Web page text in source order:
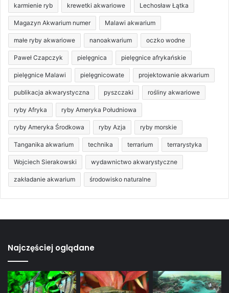
karmienie ryb krewetki akwariowe Lechosław Łątka
Magazyn Akwarium numer Malawi akwarium
małe ryby akwariowe nanoakwarium oczko wodne
Paweł Czapczyk pielęgnica pielęgnice afrykańskie
pielęgnice Malawi pielęgnicowate projektowanie akwarium
publikacja akwarystyczna pyszczaki rośliny akwariowe
ryby Afryka ryby Ameryka Południowa
ryby Ameryka Środkowa ryby Azja ryby morskie
Tanganika akwarium technika terrarium terrarystyka
Wojciech Sierakowski wydawnictwo akwarystyczne
zakładanie akwarium środowisko naturalne
Najczęściej oglądane